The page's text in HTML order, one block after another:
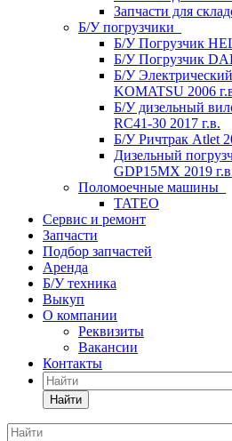
Запчасти для
Б/У погрузчики
Б/У Погрузчик
Б/У Погрузчик
Б/У
KOMATSU 2006
Б/У дизельный
RC41-30 2017 г.в.
Б/У Ричтрак Atlet
Дизельный
GDP15MX 2019
Поломоечные машины
TATEO
Сервис и ремонт
Запчасти
Подбор запчастей
Аренда
Б/У техника
Выкуп
О компании
Реквизиты
Вакансии
Контакты
Найти